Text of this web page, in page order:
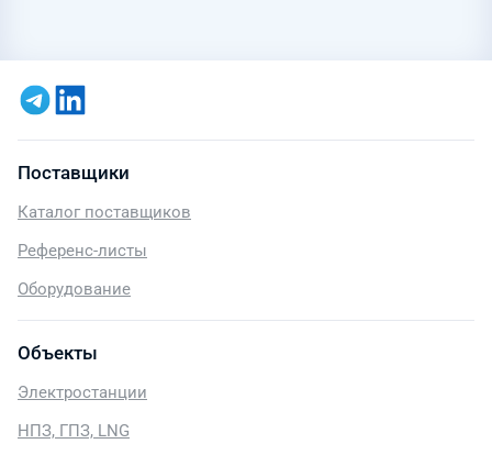
Поставщики
Каталог поставщиков
Референс-листы
Оборудование
Объекты
Электростанции
НПЗ, ГПЗ, LNG